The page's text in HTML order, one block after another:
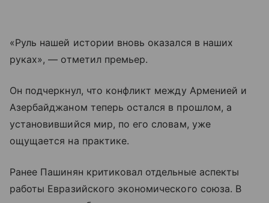
«Руль нашей истории вновь оказался в наших
руках», — отметил премьер.
Он подчеркнул, что конфликт между Арменией и
Азербайджаном теперь остался в прошлом, а
установившийся мир, по его словам, уже
ощущается на практике.
Ранее Пашинян критиковал отдельные аспекты
работы Евразийского экономического союза. В